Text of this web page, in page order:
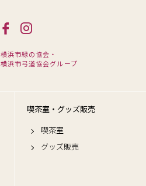
横浜市緑の協会・
横浜市弓道協会グループ
喫茶室・グッズ販売
喫茶室
グッズ販売